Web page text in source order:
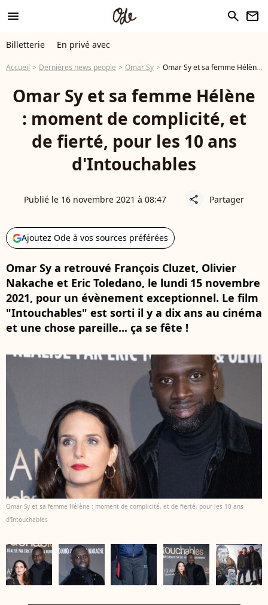
menu search newsletter
Billetterie En privé avec
Accueil Dernières news people Omar Sy Omar Sy et sa femme Hélène : moment de complicité, et de fierté, pour les 10 ans d'Intouchables
Omar Sy et sa femme Hélène
: moment de complicité, et
de fierté, pour les 10 ans
d'Intouchables
Publié le 16 novembre 2021 à 08:47 share Partager
Ajoutez Ode à vos sources préférées
Omar Sy a retrouvé François Cluzet, Olivier
Nakache et Eric Toledano, le lundi 15 novembre
2021, pour un évènement exceptionnel. Le film
"Intouchables" est sorti il y a dix ans au cinéma
et une chose pareille... ça se fête !
Omar Sy et sa femme Hélène : moment de complicité, et de fierté, pour les 10 ans
d'Intouchables